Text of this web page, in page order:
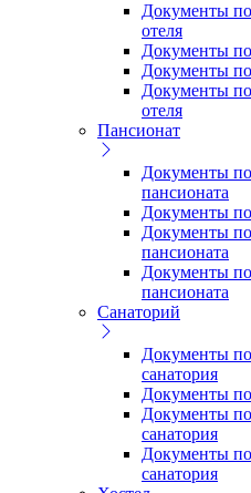
Документы
отеля
Документы по
Документы
Документы
отеля
Пансионат
Документы
пансионата
Документы по
Документы
пансионата
Документы
пансионата
Санаторий
Документы
санатория
Документы по
Документы
санатория
Документы
санатория